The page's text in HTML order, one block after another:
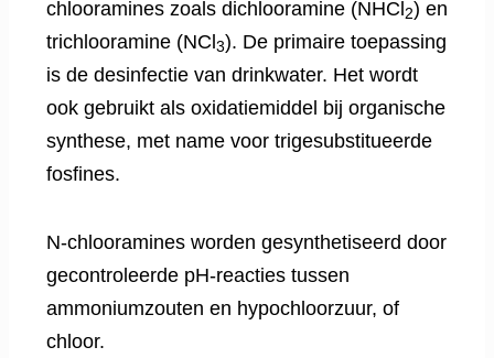
chlooramines zoals dichlooramine (NHCl 2) en
trichlooramine (NCl 3). De primaire toepassing
is de desinfectie van drinkwater. Het wordt
ook gebruikt als oxidatiemiddel bij organische
synthese, met name voor trigesubstitueerde
fosfines.
N-chlooramines worden gesynthetiseerd door
gecontroleerde pH-reacties tussen
ammoniumzouten en hypochloorzuur, of
chloor.